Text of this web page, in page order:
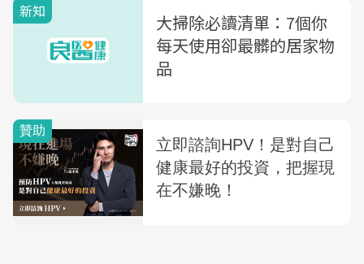
新知
大掃除必讀清單：7個你
每天使用卻最髒的居家物
品